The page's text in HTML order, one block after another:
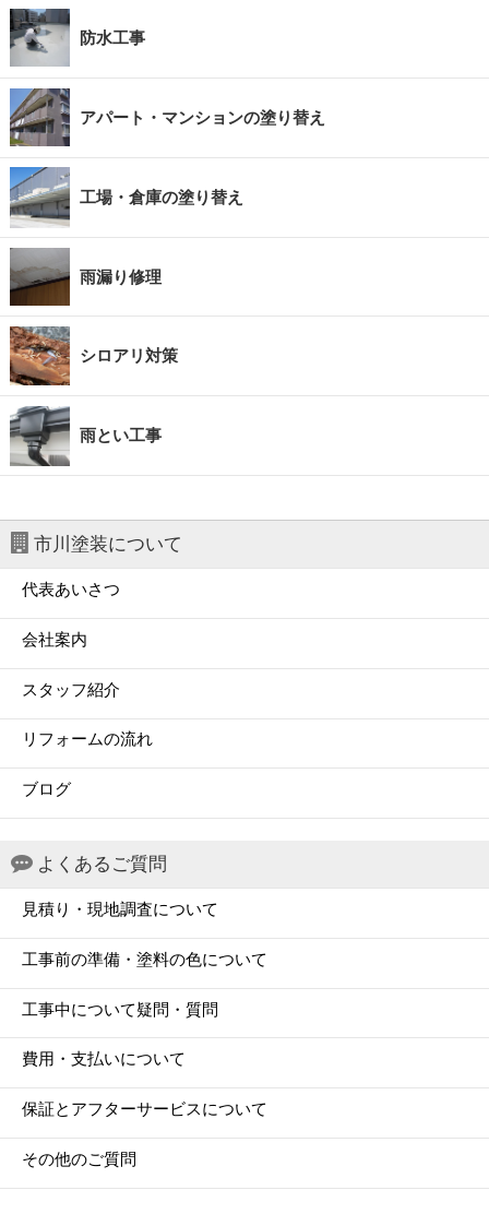
防水工事
アパート・マンションの塗り替え
工場・倉庫の塗り替え
雨漏り修理
シロアリ対策
雨とい工事
市川塗装について
代表あいさつ
会社案内
スタッフ紹介
リフォームの流れ
ブログ
よくあるご質問
見積り・現地調査について
工事前の準備・塗料の色について
工事中について疑問・質問
費用・支払いについて
保証とアフターサービスについて
その他のご質問